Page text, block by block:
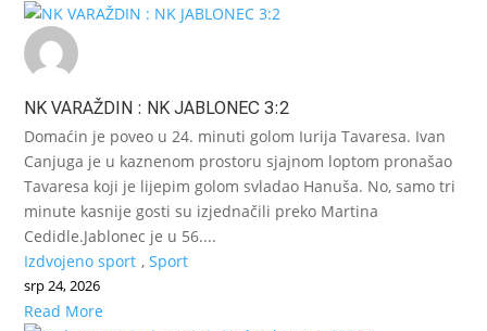
NK VARAŽDIN : NK JABLONEC 3:2
Domaćin je poveo u 24. minuti golom Iurija Tavaresa. Ivan
Canjuga je u kaznenom prostoru sjajnom loptom pronašao
Tavaresa koji je lijepim golom svladao Hanuša. No, samo tri
minute kasnije gosti su izjednačili preko Martina
Cedidle.Jablonec je u 56....
Izdvojeno sport ,Sport
srp 24, 2026
Read More